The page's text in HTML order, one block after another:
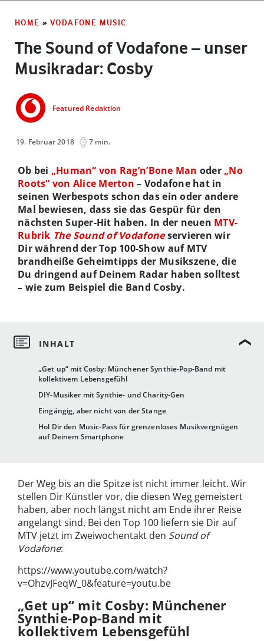
HOME » VODAFONE MUSIC
The Sound of Vodafone – unser
Musikradar: Cosby
Featured Redaktion
19. Februar 2018 7 min.
„Get up“ mit Cosby: Münchener Synthie-Pop-Band mit
kollektivem Lebensgefühl
DIY-Musiker mit Synthie- und Charity-Gen
Eingängig, aber nicht von der Stange
Hol Dir den Music-Pass für grenzenloses Musikvergnügen
auf Deinem Smartphone
Ob bei „Human“ von Rag’n’Bone Man oder „No
Roots“ von Alice Merton – Vodafone hat in
seinen Werbespots schon das ein oder andere
Mal bewiesen, dass sie das Gespür für den
nächsten Super-Hit haben. In der neuen MTV-
Rubrik The Sound of Vodafoneservieren wir
Dir während der Top 100-Show auf MTV
brandheiße Geheimtipps der Musikszene, die
Du dringend auf Deinem Radar haben solltest
– wie zum Beispiel die Band Cosby.
Der Weg bis an die Spitze ist nicht immer leicht. Wir
stellen Dir Künstler vor, die diesen Weg gemeistert
haben, aber noch längst nicht am Ende ihrer Reise
angelangt sind. Bei den Top 100 liefern sie Dir auf
MTV jetzt im Zweiwochentakt den Sound of
Vodafone:
https://www.youtube.com/watch?
v=OhzvJFeqW_0&feature=youtu.be
„Get up“ mit Cosby: Münchener
Synthie-Pop-Band mit
kollektivem Lebensgefühl